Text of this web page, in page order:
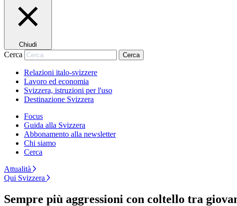
Chiudi
Cerca Cerca
Relazioni italo-svizzere
Lavoro ed economia
Svizzera, istruzioni per l'uso
Destinazione Svizzera
Focus
Guida alla Svizzera
Abbonamento alla newsletter
Chi siamo
Cerca
Attualità
Qui Svizzera
Sempre più aggressioni con coltello tra